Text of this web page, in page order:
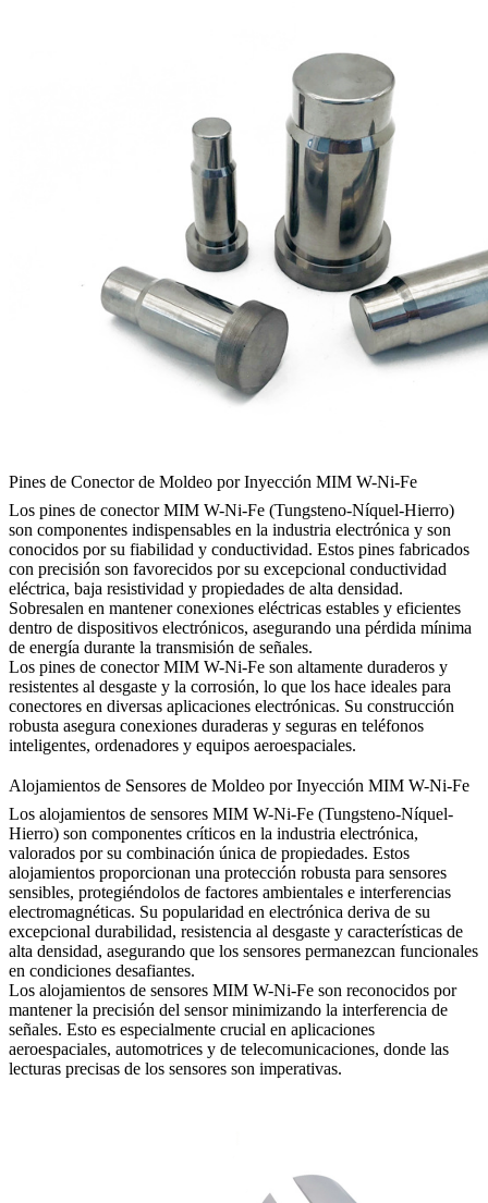
Pines de Conector de Moldeo por Inyección MIM W-Ni-Fe
Los pines de conector MIM W-Ni-Fe (Tungsteno-Níquel-Hierro)
son componentes indispensables en la industria electrónica y son
conocidos por su fiabilidad y conductividad. Estos pines fabricados
con precisión son favorecidos por su excepcional conductividad
eléctrica, baja resistividad y propiedades de alta densidad.
Sobresalen en mantener conexiones eléctricas estables y eficientes
dentro de dispositivos electrónicos, asegurando una pérdida mínima
de energía durante la transmisión de señales.
Los pines de conector MIM W-Ni-Fe son altamente duraderos y
resistentes al desgaste y la corrosión, lo que los hace ideales para
conectores en diversas aplicaciones electrónicas. Su construcción
robusta asegura conexiones duraderas y seguras en teléfonos
inteligentes, ordenadores y equipos aeroespaciales.
Alojamientos de Sensores de Moldeo por Inyección MIM W-Ni-Fe
Los alojamientos de sensores MIM W-Ni-Fe (Tungsteno-Níquel-
Hierro) son componentes críticos en la industria electrónica,
valorados por su combinación única de propiedades. Estos
alojamientos proporcionan una protección robusta para sensores
sensibles, protegiéndolos de factores ambientales e interferencias
electromagnéticas. Su popularidad en electrónica deriva de su
excepcional durabilidad, resistencia al desgaste y características de
alta densidad, asegurando que los sensores permanezcan funcionales
en condiciones desafiantes.
Los alojamientos de sensores MIM W-Ni-Fe son reconocidos por
mantener la precisión del sensor minimizando la interferencia de
señales. Esto es especialmente crucial en aplicaciones
aeroespaciales, automotrices y de telecomunicaciones, donde las
lecturas precisas de los sensores son imperativas.